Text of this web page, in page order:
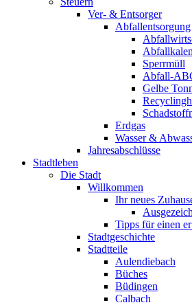
Ver- & Entsorger
Abfallentsorgung
Sperrmüll
Abfall-
Gelbe
Erdgas
Wasser &
Jahresabschlüsse
Stadtleben
Die Stadt
Willkommen
Ihr neues
Tipps für einen
Stadtgeschichte
Stadtteile
Aulendiebach
Büches
Büdingen
Calbach